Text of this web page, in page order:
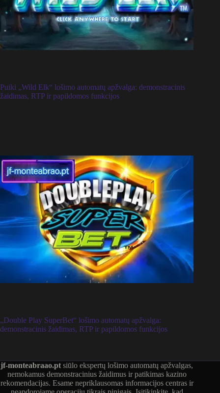
Puiki „Wild Elk“ lošimo automatų apžvalga: demonstracinis
žaidimas, RTP ir papildomos funkcijos
„Double Play SuperBet“ lošimo automatų apžvalga:
demonstracinis žaidimas, RTP ir papildomos funkcijos
jf-monteabraao.pt siūlo ekspertų lošimo automatų apžvalgas,
nemokamus demonstracinius žaidimus ir patikimas kazino
rekomendacijas. Esame nepriklausomas informacijos centras ir